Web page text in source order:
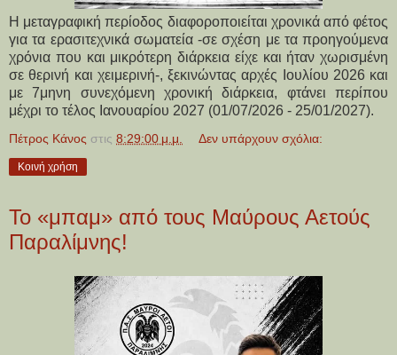
Η μεταγραφική περίοδος διαφοροποιείται χρονικά από φέτος
για τα ερασιτεχνικά σωματεία -σε σχέση με τα προηγούμενα
χρόνια που και μικρότερη διάρκεια είχε και ήταν χωρισμένη
σε θερινή και χειμερινή-, ξεκινώντας αρχές Ιουλίου 2026 και
με 7μηνη συνεχόμενη χρονική διάρκεια, φτάνει περίπου
μέχρι το τέλος Ιανουαρίου 2027 (01/07/2026 - 25/01/2027).
Πέτρος Κάνος στις 8:29:00 μ.μ. Δεν υπάρχουν σχόλια:
Κοινή χρήση
Το «μπαμ» από τους Μαύρους Αετούς
Παραλίμνης!